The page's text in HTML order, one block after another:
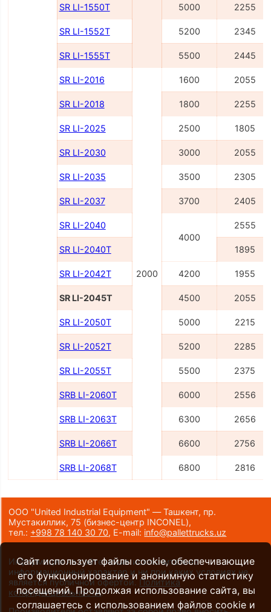
SR LI-1550Т 5000 2255
SR LI-1552Т 5200 2345
SR LI-1555Т 5500 2445
SR LI-2016
2000
1600 2055
SR LI-2018 1800 2255
SR LI-2025 2500 1805
SR LI-2030 3000 2055
SR LI-2035 3500 2305
SR LI-2037 3700 2405
SR LI-2040
4000
2555
SR LI-2040Т 1895
SR LI-2042Т 4200 1955
SR LI-2045Т 4500 2055
SR LI-2050Т 5000 2215
SR LI-2052Т 5200 2285
SR LI-2055Т 5500 2375
SRB LI-2060Т 6000 2556
SRB LI-2063Т 6300 2656
SRB LI-2066Т 6600 2756
SRB LI-2068Т 6800 2816
ООО "United Industrial Equipment" — Ташкент, пр.
Мустакиллик, 75 (бизнес-центр INCONEL),
тел.: +998 78 140 30 70, E-mail: info@pallettrucks.uz
Информация на сайте носит исключительно
информационный характер и ни при каких условиях не
является публичной офертой. Политика
конфиденциальности.
Сайт использует файлы cookie, обеспечивающие
его функционирование и анонимную статистику
посещений. Продолжая использование сайта, вы
соглашаетесь с использованием файлов cookie и